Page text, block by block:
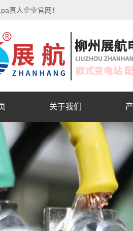
真人企业官网！
关于我们